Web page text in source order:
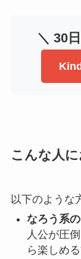
＼ 30
こんな人
以下のような
なろう系
人公が圧
ら楽しめ